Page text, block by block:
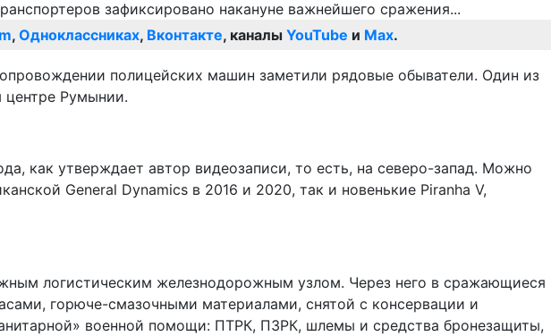
, Одноклассниках, Вконтакте, каналы YouTube и Max.
полицейских машин заметили рядовые обыватели. Один из
центре Румынии.
как утверждает автор видеозаписи, то есть, на северо-запад. Можно
General Dynamics в 2016 и 2020, так и новенькие Piranha V,
логистическим железнодорожным узлом. Через него в сражающиеся
горюче-смазочными материалами, снятой с консервации и
военной помощи: ПТРК, ПЗРК, шлемы и средства бронезащиты,